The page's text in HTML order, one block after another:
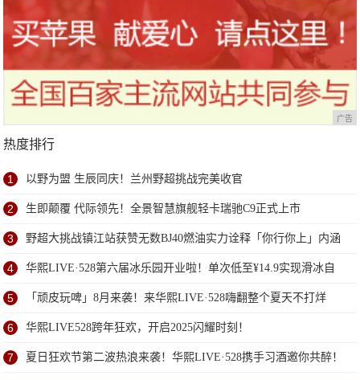
广告
热度排行
1 以野为盟 生辰同庆！兰州野超挑战完美收官
2 生即颠覆 代际领先！全景智慧旗舰轻卡瑞驰C9正式上市
3 野超大挑战镇江站获赞无数BJ40燃油实力诠释「你行你上」内涵
4 华熙LIVE·528第六届冰乐园开业啦！单次低至¥14.9实现滑冰自
由！
5 「顽皮玩啤」8月来袭！来华熙LIVE·528嗨翻整个夏天不打烊
6 华熙LIVE528跨年狂欢，开启2025闪耀时刻！
7 夏日狂欢节第二波热浪来袭！华熙LIVE·528携手习酒邀你共醉！